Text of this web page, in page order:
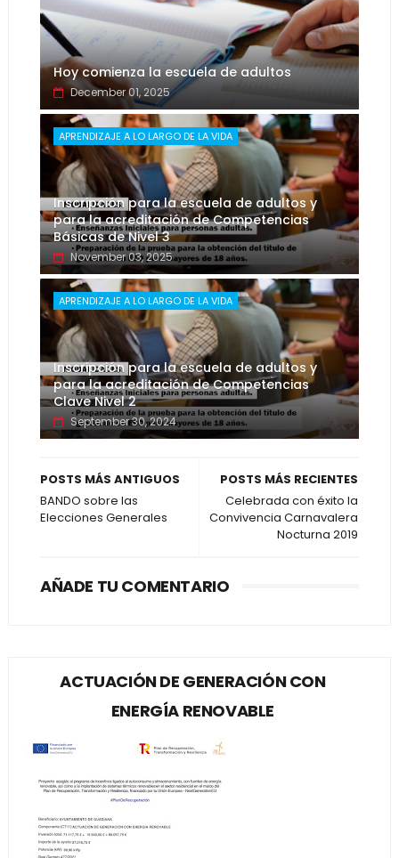
Hoy comienza la escuela de adultos
December 01, 2025
APRENDIZAJE A LO LARGO DE LA VIDA
Inscripción para la escuela de adultos y
para la acreditación de Competencias
Básicas de Nivel 3
November 03, 2025
APRENDIZAJE A LO LARGO DE LA VIDA
Inscripción para la escuela de adultos y
para la acreditación de Competencias
Clave Nivel 2
September 30, 2024
POSTS MÁS RECIENTES
Celebrada con éxito la
Convivencia Carnavalera
Nocturna 2019
POSTS MÁS ANTIGUOS
BANDO sobre las
Elecciones Generales
AÑADE TU COMENTARIO
ACTUACIÓN DE GENERACIÓN CON
ENERGÍA RENOVABLE